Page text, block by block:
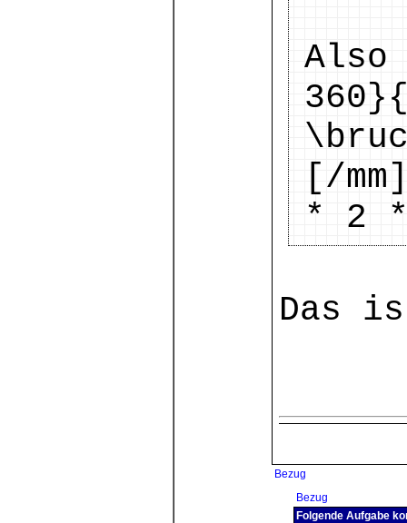
Also
[/
* 2
Das
Bezug
Bezug
Folgende Aufgabe